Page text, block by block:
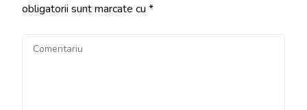
obligatorii sunt marcate cu *